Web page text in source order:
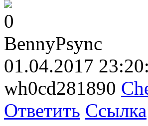
0
BennyPsync
01.04.2017
wh0cd281890
Ответить Ссылка